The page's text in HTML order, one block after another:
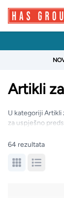
Artikli
U kategoriji Artikli
za uspješno
pluto table, stalci
saradnju, ovi
64 rezultata